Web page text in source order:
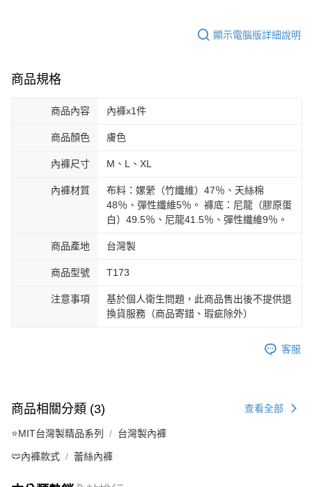
顯示電腦版詳細說明
商品規格
商品內容 內褲x1件
商品顏色 膚色
內褲尺寸 M、L、XL
內褲材質
布料：嫘縈（竹纖維）47％、天絲棉
48％、彈性纖維5％。 褲底：尼龍（膠原蛋
白）49.5％、尼龍41.5％、彈性纖維9％。
商品產地 台灣製
商品型號 T173
注意事項
基於個人衛生問題，此商品售出後不提供退
換貨服務（商品寄錯、瑕疵除外）
客服
商品相關分類 (3) 查看全部
⭐MIT台灣製精品系列 台灣製內褲
🩲內褲款式 蕾絲內褲